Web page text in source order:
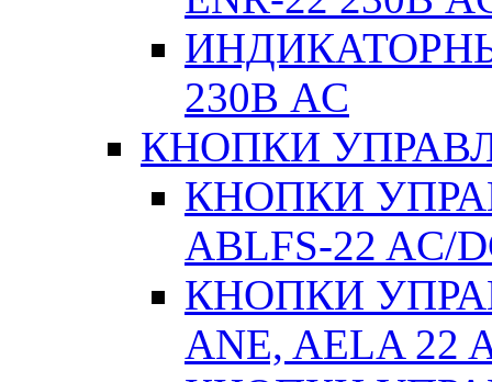
230В AC
КНОПКИ
КНОПКИ
ABLFS-22 AC/
КНОПКИ
ANE, AELA 22